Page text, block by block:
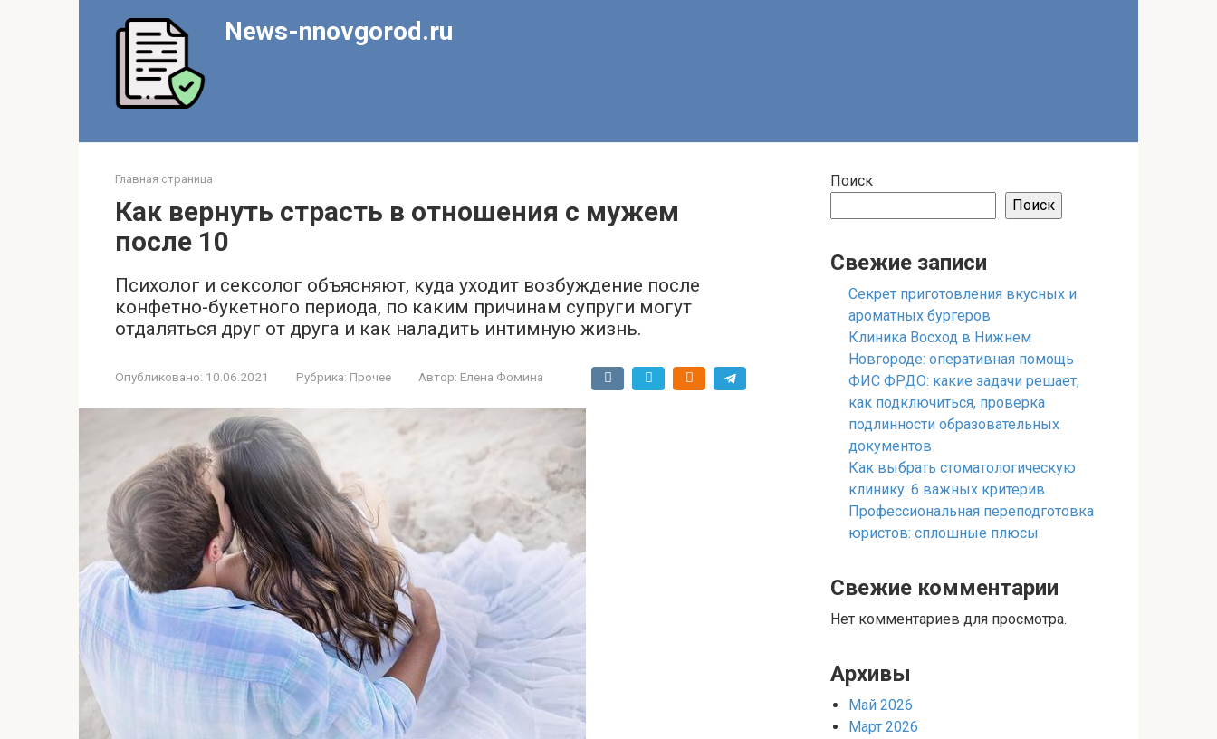
News-nnovgorod.ru
Главная страница
Как вернуть страсть в отношения с мужем
после 10
Психолог и сексолог объясняют, куда уходит возбуждение после
конфетно-букетного периода, по каким причинам супруги могут
отдаляться друг от друга и как наладить интимную жизнь.
Опубликовано: 10.06.2021 Рубрика: Прочее Автор: Елена Фомина
Поиск
Поиск
Свежие записи
Секрет приготовления вкусных и
ароматных бургеров
Клиника Восход в Нижнем
Новгороде: оперативная помощь
ФИС ФРДО: какие задачи решает,
как подключиться, проверка
подлинности образовательных
документов
Как выбрать стоматологическую
клинику: 6 важных критерив
Профессиональная переподготовка
юристов: сплошные плюсы
Свежие комментарии
Нет комментариев для просмотра.
Архивы
Май 2026
Март 2026